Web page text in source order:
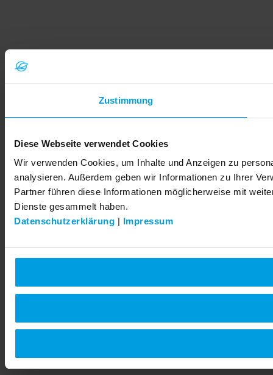
Zustimmung
Diese Webseite verwendet Cookies
Wir verwenden Cookies, um Inhalte und Anzeigen zu
analysieren. Außerdem geben wir Informationen zu Ihrer
Partner führen diese Informationen möglicherweise mit
Dienste gesammelt haben.
Datenschutzerklärung | Impressum